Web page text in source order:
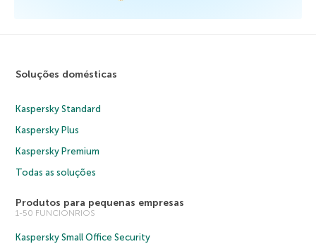
Soluções domésticas
Kaspersky Standard
Kaspersky Plus
Kaspersky Premium
Todas as soluções
Produtos para pequenas empresas
1-50 FUNCIONRIOS
Kaspersky Small Office Security